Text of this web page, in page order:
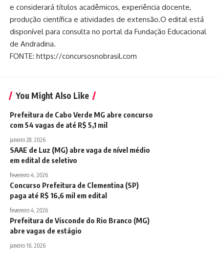
e considerará títulos acadêmicos, experiência docente,
produção científica e atividades de extensão.O edital está
disponível para consulta no portal da Fundação Educacional
de Andradina.
FONTE: https://concursosnobrasil.com
You Might Also Like
Prefeitura de Cabo Verde MG abre concurso
com 54 vagas de até R$ 5,1 mil
janeiro 28, 2026
SAAE de Luz (MG) abre vaga de nível médio
em edital de seletivo
fevereiro 4, 2026
Concurso Prefeitura de Clementina (SP)
paga até R$ 16,6 mil em edital
fevereiro 4, 2026
Prefeitura de Visconde do Rio Branco (MG)
abre vagas de estágio
janeiro 16, 2026